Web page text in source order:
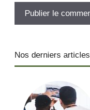
Nos derniers articles